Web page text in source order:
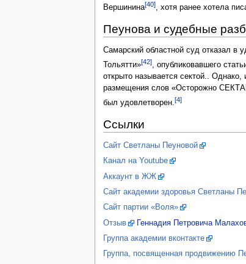
Вершинина[40], хотя ранее хотела
Пеунова и судебные
Самарский областной суд отказал в
Тольятти»[42], опубликовавшего
открыто называется сектой..
размещения слов «Осторожно
был удовлетворен.[4]
Ссылки
Сайт Светланы Пеуновой
Канал на Youtube
Аккаунт в ЖЖ
Сайт академии здоровья Светланы
Сайт партии «Воля»
Отзыв
Геннадия Петровича
Группа академии вконтакте
Группа, посвященная продвижению